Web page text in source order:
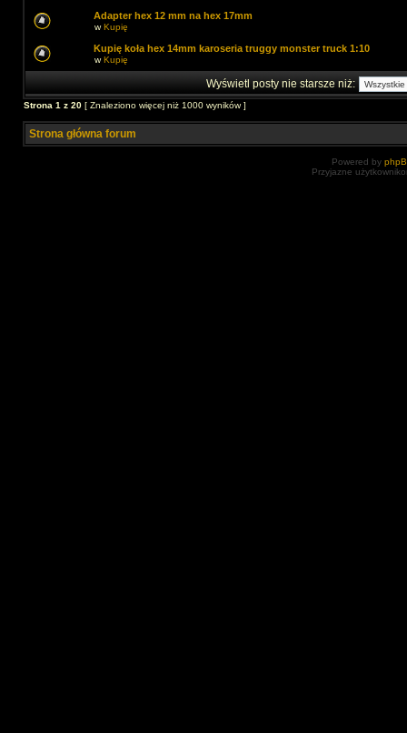
Adapter hex 12 mm na hex 17mm
wKupię
Kupię koła hex 14mm karoseria truggy monster truck 1:10
wKupię
Wyświetl posty nie starsze niż:
Strona 1 z 20 [ Znaleziono więcej niż 1000 wyników ]
Strona główna forum
Powered by
Przyjazne